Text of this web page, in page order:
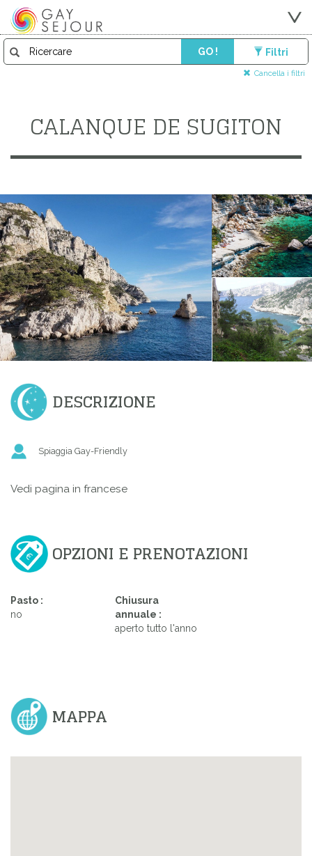
GO ! Filtri
Cancella i filtri
CALANQUE DE SUGITON
DESCRIZIONE
Spiaggia Gay-Friendly
Vedi pagina in francese
OPZIONI E PRENOTAZIONI
Pasto :
no
Chiusura
annuale :
aperto tutto l'anno
MAPPA